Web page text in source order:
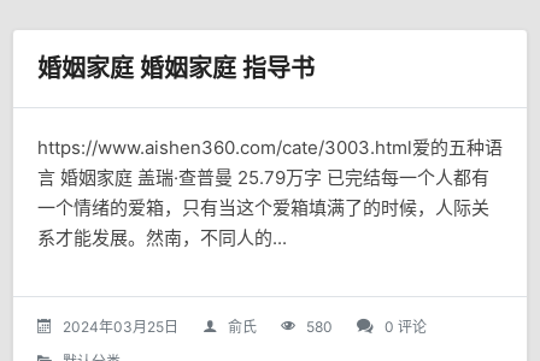
婚姻家庭 婚姻家庭 指导书
https://www.aishen360.com/cate/3003.html爱的五种语
言 婚姻家庭 盖瑞·查普曼 25.79万字 已完结每一个人都有
一个情绪的爱箱，只有当这个爱箱填满了的时候，人际关
系才能发展。然南，不同人的...
2024年03月25日 俞氏 580
0 评论